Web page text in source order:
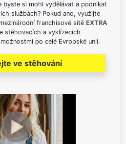
byste si mohl vydělávat a podnikat
službách? Pokud ano, využijte
franchisové sítě EXTRA
stěhovacích a vyklízecích
po celé Evropské unii.
ve stěhování